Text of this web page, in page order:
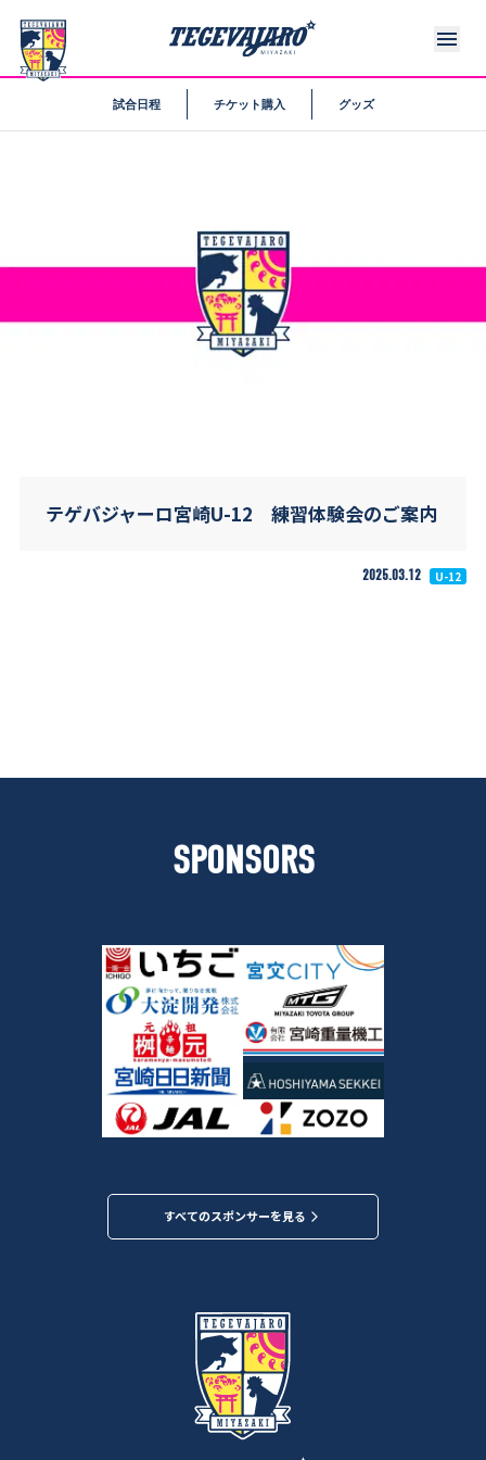
試合日程 チケット購入 グッズ
テゲバジャーロ宮崎U-12 練習体験会のご案内
2025.03.12 U-12
SPONSORS
すべてのスポンサーを見る